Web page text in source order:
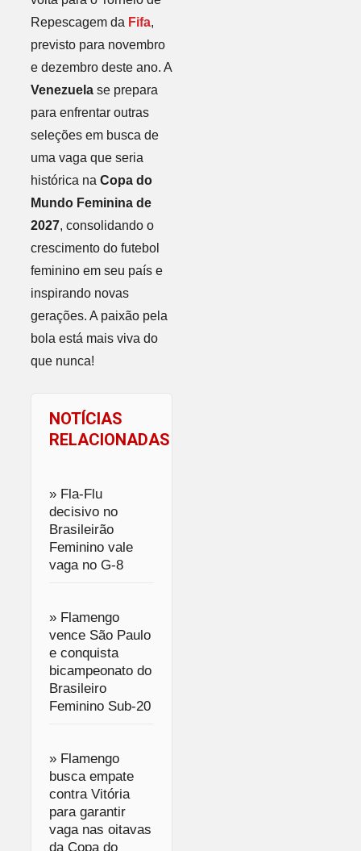
Repescagem da Fifa,
previsto para novembro
e dezembro deste ano. A
Venezuelase prepara
para enfrentar outras
seleções em busca de
uma vaga que seria
histórica na Copa do
Mundo Feminina de
2027, consolidando o
crescimento do futebol
feminino em seu país e
inspirando novas
gerações. A paixão pela
bola está mais viva do
que nunca!
NOTÍCIAS
RELACIONADAS
» Fla-Flu
decisivo no
Brasileirão
Feminino vale
vaga no G-8
» Flamengo
vence São Paulo
e conquista
bicampeonato do
Brasileiro
Feminino Sub-20
» Flamengo
busca empate
contra Vitória
para garantir
vaga nas oitavas
da Copa do